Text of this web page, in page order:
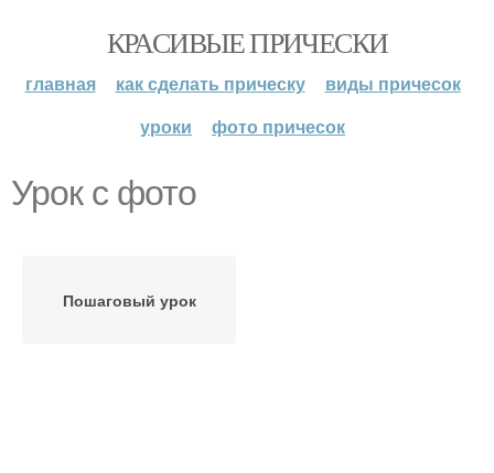
КРАСИВЫЕ ПРИЧЕСКИ
главная как сделать прическу
виды причесок
уроки
фото причесок
Урок с фото
Пошаговый урок